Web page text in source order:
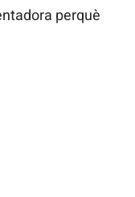
perquè